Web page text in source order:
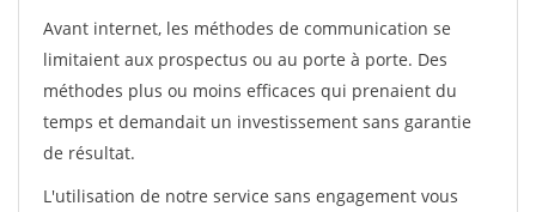
Avant internet, les méthodes de communication se
limitaient aux prospectus ou au porte à porte. Des
méthodes plus ou moins efficaces qui prenaient du
temps et demandait un investissement sans garantie
de résultat.
L'utilisation de notre service sans engagement vous